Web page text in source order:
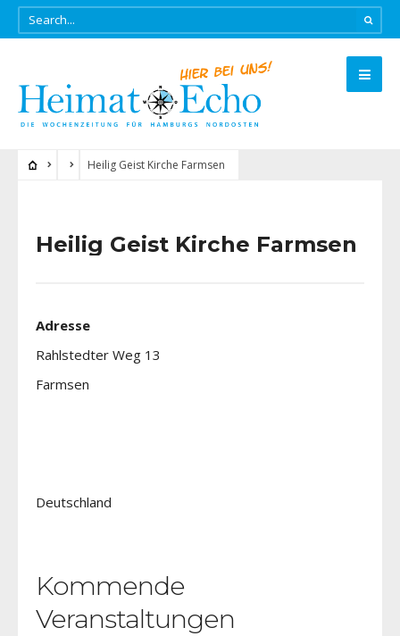
Heilig Geist Kirche Farmsen
Heilig Geist Kirche Farmsen
Adresse
Rahlstedter Weg 13
Farmsen
Deutschland
Kommende
Veranstaltungen